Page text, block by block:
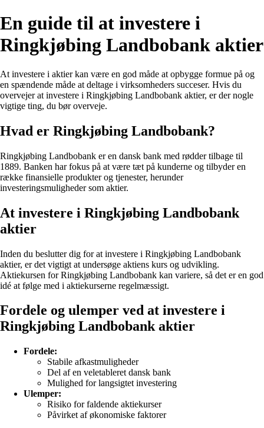
En guide til at investere i
Ringkjøbing Landbobank aktier
At investere i aktier kan være en god måde at opbygge formue på og
en spændende måde at deltage i virksomheders succeser. Hvis du
overvejer at investere i Ringkjøbing Landbobank aktier, er der nogle
vigtige ting, du bør overveje.
Hvad er Ringkjøbing Landbobank?
Ringkjøbing Landbobank er en dansk bank med rødder tilbage til
1889. Banken har fokus på at være tæt på kunderne og tilbyder en
række finansielle produkter og tjenester, herunder
investeringsmuligheder som aktier.
At investere i Ringkjøbing Landbobank
aktier
Inden du beslutter dig for at investere i Ringkjøbing Landbobank
aktier, er det vigtigt at undersøge aktiens kurs og udvikling.
Aktiekursen for Ringkjøbing Landbobank kan variere, så det er en god
idé at følge med i aktiekurserne regelmæssigt.
Fordele og ulemper ved at investere i
Ringkjøbing Landbobank aktier
Fordele:
Stabile afkastmuligheder
Del af en veletableret dansk bank
Mulighed for langsigtet investering
Ulemper:
Risiko for faldende aktiekurser
Påvirket af økonomiske faktorer